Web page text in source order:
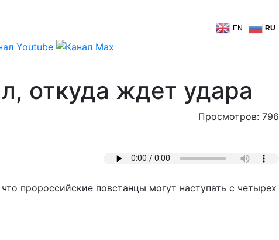
EN RU
откуда ждет удара
Просмотров: 796
пророссийские повстанцы могут наступать с четырех